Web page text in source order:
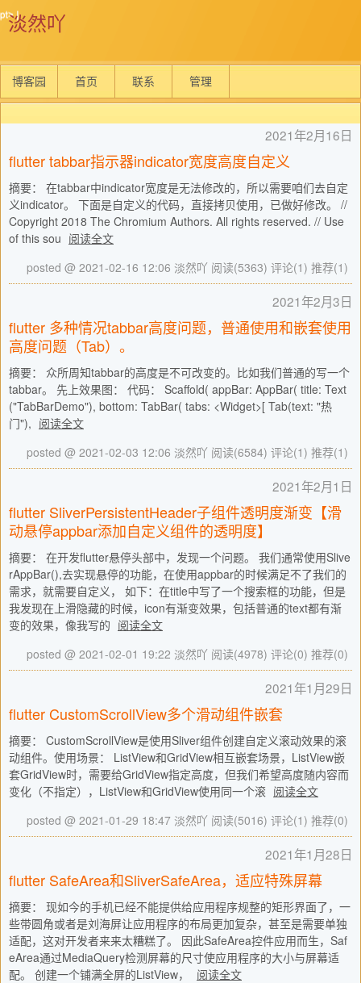
淡然吖
博客园 首页 联系 管理
2021年2月16日
flutter tabbar指示器indicator宽度高度自定义
摘要： 在tabbar中indicator宽度是无法修改的，所以需要咱们去自定
义indicator。 下面是自定义的代码，直接拷贝使用，已做好修改。 //
Copyright 2018 The Chromium Authors. All rights reserved. // Use
of this sou 阅读全文
posted @ 2021-02-16 12:06 淡然吖 阅读(5363) 评论(1) 推荐(1)
2021年2月3日
flutter 多种情况tabbar高度问题，普通使用和嵌套使用
高度问题（Tab）。
摘要： 众所周知tabbar的高度是不可改变的。比如我们普通的写一个
tabbar。 先上效果图： 代码： Scaffold( appBar: AppBar( title: Text
("TabBarDemo"), bottom: TabBar( tabs: <Widget>[ Tab(text: "热
门"), 阅读全文
posted @ 2021-02-03 12:06 淡然吖 阅读(6584) 评论(1) 推荐(1)
2021年2月1日
flutter SliverPersistentHeader子组件透明度渐变【滑
动悬停appbar添加自定义组件的透明度】
摘要： 在开发flutter悬停头部中，发现一个问题。 我们通常使用Slive
rAppBar(),去实现悬停的功能，在使用appbar的时候满足不了我们的
需求，就需要自定义， 如下：在title中写了一个搜索框的功能，但是
我发现在上滑隐藏的时候，icon有渐变效果，包括普通的text都有渐
变的效果，像我写的 阅读全文
posted @ 2021-02-01 19:22 淡然吖 阅读(4978) 评论(0) 推荐(0)
2021年1月29日
flutter CustomScrollView多个滑动组件嵌套
摘要： CustomScrollView是使用Sliver组件创建自定义滚动效果的滚
动组件。使用场景： ListView和GridView相互嵌套场景，ListView嵌
套GridView时，需要给GridView指定高度，但我们希望高度随内容而
变化（不指定），ListView和GridView使用同一个滚 阅读全文
posted @ 2021-01-29 18:47 淡然吖 阅读(5016) 评论(1) 推荐(0)
2021年1月28日
flutter SafeArea和SliverSafeArea，适应特殊屏幕
摘要： 现如今的手机已经不能提供给应用程序规整的矩形界面了，一
些带圆角或者是刘海屏让应用程序的布局更加复杂，甚至是需要单独
适配，这对开发者来来太糟糕了。 因此SafeArea控件应用而生，Saf
eArea通过MediaQuery检测屏幕的尺寸使应用程序的大小与屏幕适
配。 创建一个铺满全屏的ListView，
阅读全文